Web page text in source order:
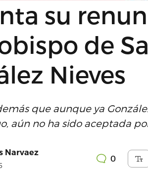
su
de
Nieves
que aunque ya
aún no ha sido aceptada
Narvaez
0